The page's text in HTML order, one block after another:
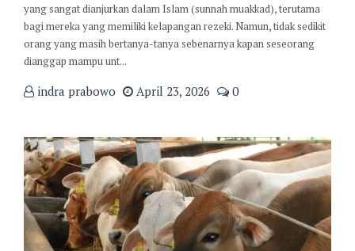
yang sangat dianjurkan dalam Islam (sunnah muakkad), terutama
bagi mereka yang memiliki kelapangan rezeki. Namun, tidak sedikit
orang yang masih bertanya-tanya sebenarnya kapan seseorang
dianggap mampu unt...
indra prabowo April 23, 2026 0